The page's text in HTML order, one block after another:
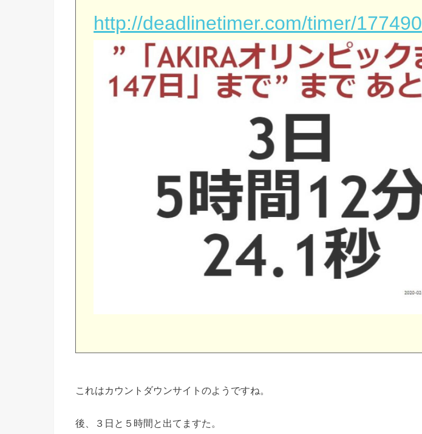
http://deadlinetimer.com/timer/177490
これはカウントダウンサイトのようですね。
後、３日と５時間と出てますた。